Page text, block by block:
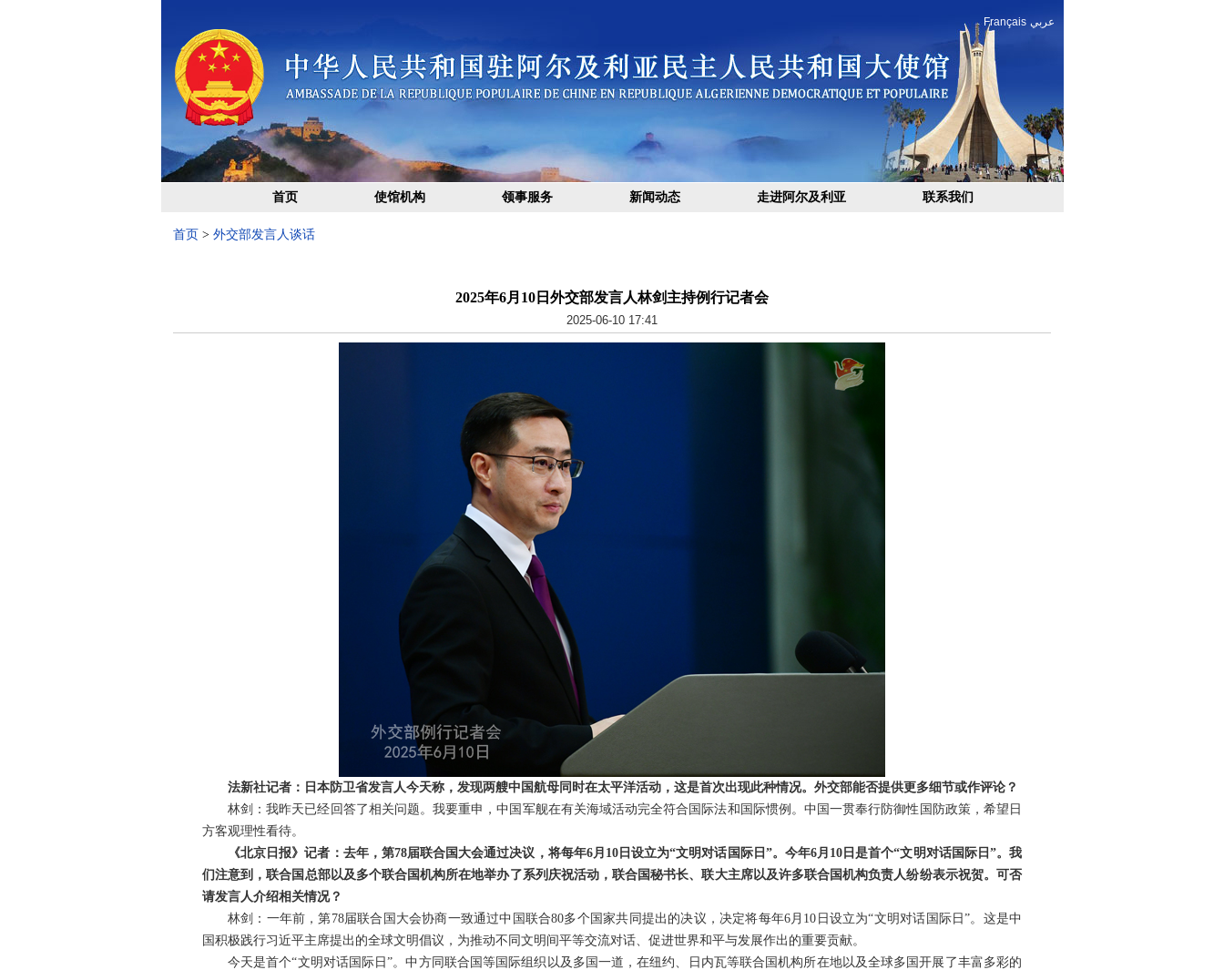
Français عربي
首页 使馆机构 领事服务 新闻动态 走进阿尔及利亚 联系我们
首页 > 外交部发言人谈话
2025年6月10日外交部发言人林剑主持例行记者会
2025-06-10 17:41
法新社记者：日本防卫省发言人今天称，发现两艘中国航母同时在太平洋活动，这是首次出现此种情况。外交部能否提供更多细节或作评论？
林剑：我昨天已经回答了相关问题。我要重申，中国军舰在有关海域活动完全符合国际法和国际惯例。中国一贯奉行防御性国防政策，希望日
方客观理性看待。
《北京日报》记者：去年，第78届联合国大会通过决议，将每年6月10日设立为“文明对话国际日”。今年6月10日是首个“文明对话国际日”。我
们注意到，联合国总部以及多个联合国机构所在地举办了系列庆祝活动，联合国秘书长、联大主席以及许多联合国机构负责人纷纷表示祝贺。可否
请发言人介绍相关情况？
林剑：一年前，第78届联合国大会协商一致通过中国联合80多个国家共同提出的决议，决定将每年6月10日设立为“文明对话国际日”。这是中
国积极践行习近平主席提出的全球文明倡议，为推动不同文明间平等交流对话、促进世界和平与发展作出的重要贡献。
今天是首个“文明对话国际日”。中方同联合国等国际组织以及多国一道，在纽约、日内瓦等联合国机构所在地以及全球多国开展了丰富多彩的